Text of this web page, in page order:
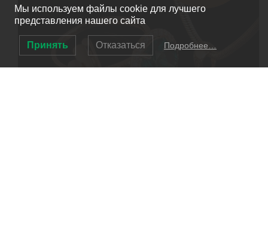
Мы используем файлы cookie для лучшего
представления нашего сайта
Принять Отказаться Подробнее…